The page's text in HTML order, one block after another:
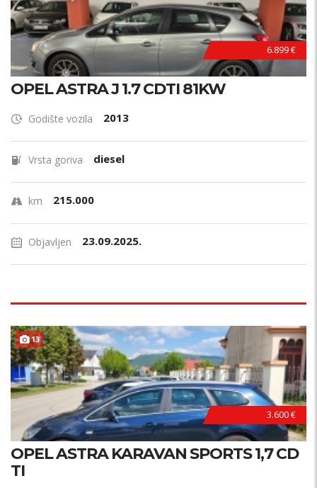
6.899 €
OPEL ASTRA J 1.7 CDTI 81KW
Godište vozila 2013
Vrsta goriva diesel
km 215.000
Objavljen 23.09.2025.
13
3.600 €
OPEL ASTRA KARAVAN SPORTS 1,7 CD
TI